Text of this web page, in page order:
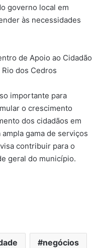
governo local em
às necessidades
importante para
o crescimento
dos cidadãos em
gama de serviços
contribuir para o
geral do município.
negócios